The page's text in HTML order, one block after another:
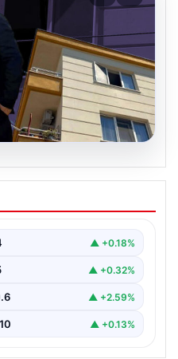
ilaçlaması felakete
yoğun
▲ +0.18%
▲ +0.32%
▲ +2.59%
▲ +0.13%